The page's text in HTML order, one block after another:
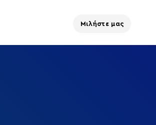
Μιλήστε μας